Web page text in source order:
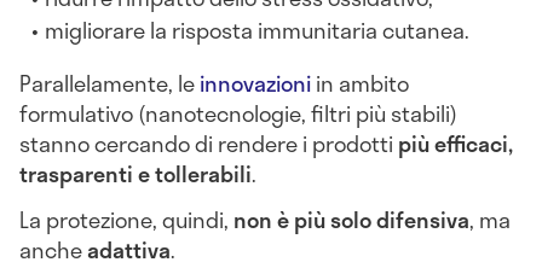
migliorare la risposta immunitaria cutanea.
Parallelamente, leinnovazioniin ambito
formulativo (nanotecnologie, filtri più stabili)
stanno cercando di rendere i prodotti più efficaci,
trasparenti e tollerabili.
La protezione, quindi, non è più solo difensiva, ma
ancheadattiva.